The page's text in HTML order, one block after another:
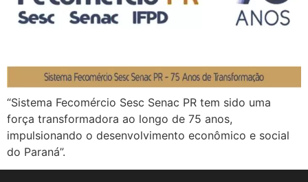
“Sistema Fecomércio Sesc Senac PR tem sido uma
força transformadora ao longo de 75 anos,
impulsionando o desenvolvimento econômico e social
do Paraná”.